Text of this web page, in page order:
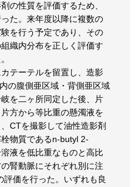
の性質を評価するため、
た。来年度以降に複数の
を行う予定であり、その
織内分布を正しく評価す
テーテルを留置し、造影
の腹側亜区域・背側亜区域
を二ヶ所同定した後、片
方から等比重の懸濁液を
CTを撮影して油性造影剤
物質であるn-butyl 2-
液を低比重なものと高比
腎動脈にそれぞれ別に注
評価を行った。いずれも良